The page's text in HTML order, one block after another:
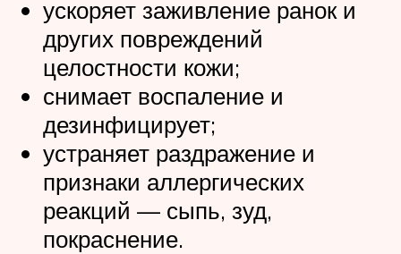
ускоряет заживление ранок и
других повреждений
целостности кожи;
снимает воспаление и
дезинфицирует;
устраняет раздражение и
признаки аллергических
реакций — сыпь, зуд,
покраснение.